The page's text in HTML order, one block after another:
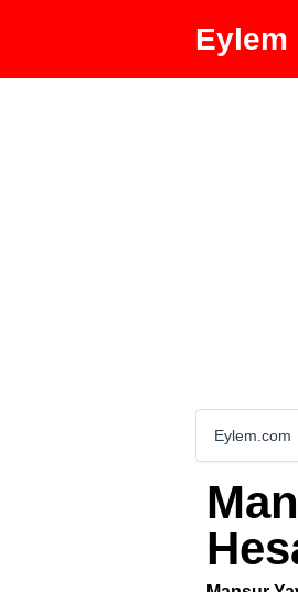
Eylem
Eylem.com